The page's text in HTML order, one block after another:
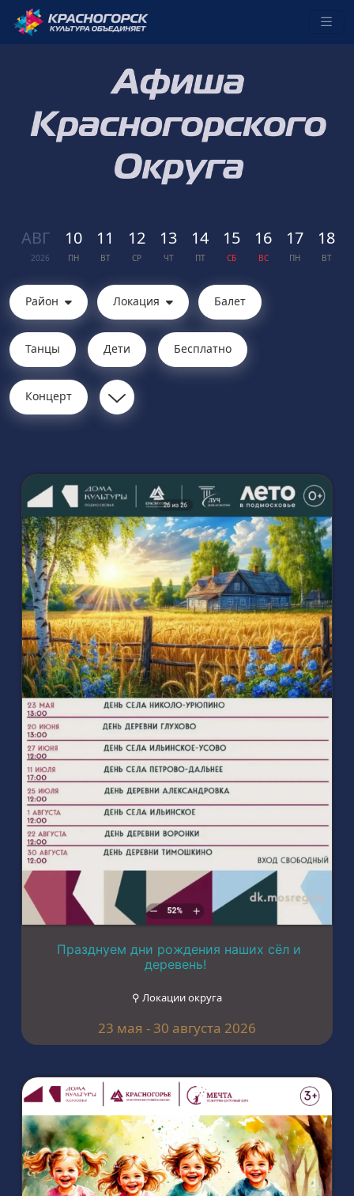
АВГ
2026
10
ПН
11
ВТ
12
СР
13
ЧТ
14
ПТ
15
СБ
16
ВС
17
ПН
18
ВТ
Район Локация Балет
Танцы Дети Бесплатно
Концерт
Празднуем дни рождения наших сёл и
деревень!
⚲ Локации округа
23 мая - 30 августа 2026